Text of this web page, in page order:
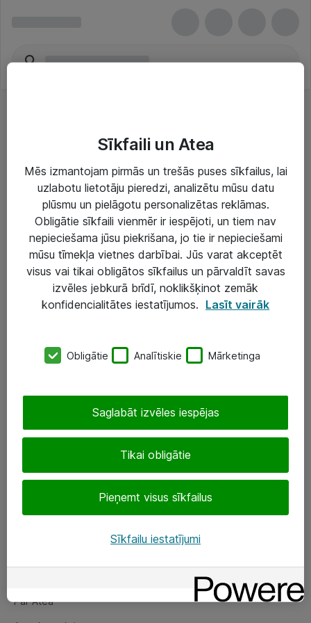
Risinājumi & Pakalpojumi
IT serviss un atbalsts
IT infrastruktūra
Darba vietu IT risinājumi
Serveri un datu centri
SIA „ATEA”
eShop@atea.lv
Sekojiet mums
Par Atea
Par Atea
Sīkfaili un Atea
Mēs izmantojam pirmās un trešās puses sīkfailus, lai
uzlabotu lietotāju pieredzi, analizētu mūsu datu
plūsmu un pielāgotu personalizētas reklāmas.
Obligātie sīkfaili vienmēr ir iespējoti, un tiem nav
nepieciešama jūsu piekrišana, jo tie ir nepieciešami
mūsu tīmekļa vietnes darbībai. Jūs varat akceptēt
visus vai tikai obligātos sīkfailus un pārvaldīt savas
izvēles jebkurā brīdī, noklikšķinot zemāk
konfidencialitātes iestatījumos. Lasīt vairāk
Obligātie Analītiskie Mārketinga
Tikai obligātie
Pieņemt visus sīkfailus
Saglabāt izvēles iespējas
Sīkfailu iestatījumi